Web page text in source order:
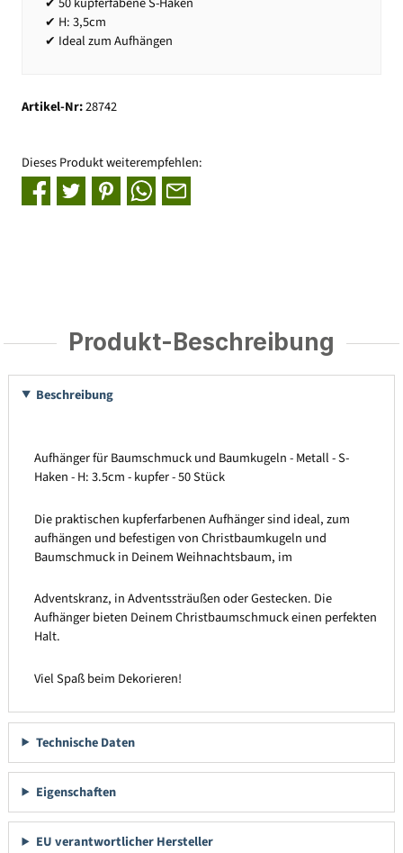
✔ H: 3,5cm
✔ Ideal zum Aufhängen
Artikel-Nr:28742
Dieses Produkt weiterempfehlen:
Produkt-Beschreibung
Beschreibung
Aufhänger für Baumschmuck und Baumkugeln - Metall - S-
Haken - H: 3.5cm - kupfer - 50 Stück
Die praktischen kupferfarbenen Aufhänger sind ideal, zum
aufhängen und befestigen von Christbaumkugeln und
Baumschmuck in Deinem Weihnachtsbaum, im
Adventskranz, in Adventssträußen oder Gestecken. Die
Aufhänger bieten Deinem Christbaumschmuck einen perfekten
Halt.
Viel Spaß beim Dekorieren!
Technische Daten
Eigenschaften
EU verantwortlicher Hersteller